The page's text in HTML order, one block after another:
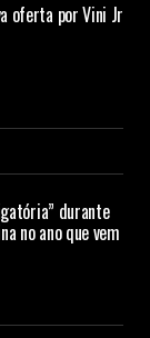
oferta por Vini Jr
durante
no ano que vem